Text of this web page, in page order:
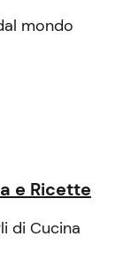
mondo
e Ricette
di Cucina